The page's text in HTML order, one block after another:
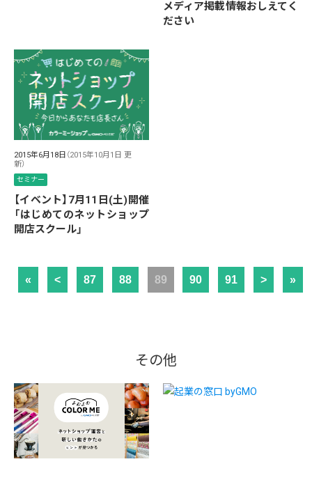
メディア掲載情報おしえてく
ださい
2015年6月18日 （2015年10月1日 更
新）
セミナー
【イベント】7月11日(土)開催
「はじめてのネットショップ
開店スクール」
« < 87 88 89 90 91 > »
その他